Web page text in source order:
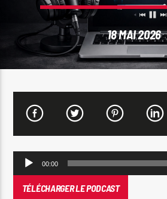
VOIE ACTUELLE
TITRE
18 MAI 2026
Lecteur
audio
00:00
TÉLÉCHARGER LE PODCAST